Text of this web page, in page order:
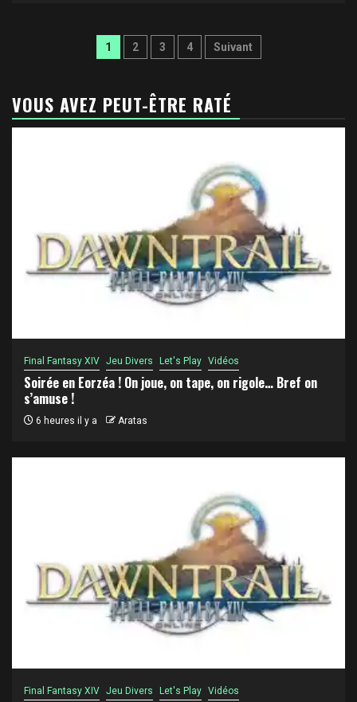
Pagination
publications
1 2 3 4 Suivant
VOUS AVEZ PEUT-ÊTRE RATÉ
Final Fantasy XIV Jeu Divers Let's Play Vidéos
Soirée en Eorzéa ! On joue, on tape, on rigole… Bref on
s’amuse !
6 heures il y a Aratas
Final Fantasy XIV Jeu Divers Let's Play Vidéos